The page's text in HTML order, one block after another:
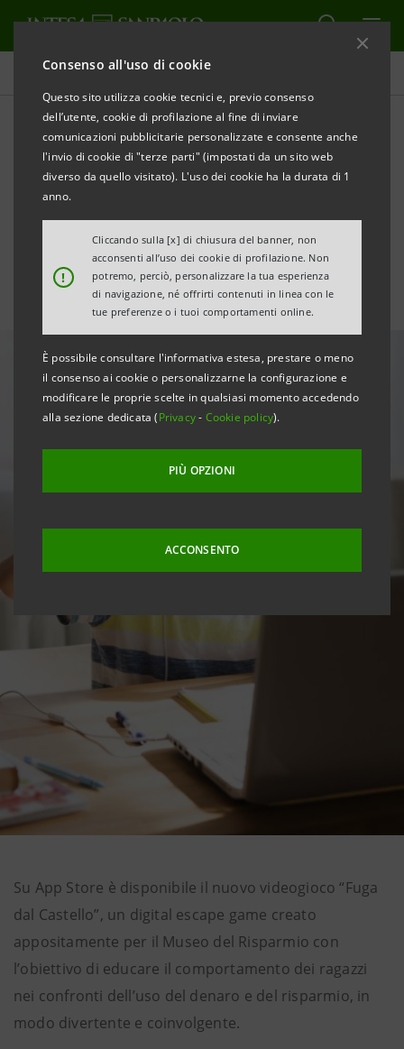
Consenso all'uso di cookie
Questo sito utilizza cookie tecnici e, previo consenso
dell’utente, cookie di profilazione al fine di inviare
comunicazioni pubblicitarie personalizzate e consente anche
l'invio di cookie di "terze parti" (impostati da un sito web
diverso da quello visitato). L'uso dei cookie ha la durata di 1
anno.
!
Cliccando sulla [x] di chiusura del banner, non
acconsenti all’uso dei cookie di profilazione. Non
potremo, perciò, personalizzare la tua esperienza
di navigazione, né offrirti contenuti in linea con le
tue preferenze o i tuoi comportamenti online.
È possibile consultare l'informativa estesa, prestare o meno
il consenso ai cookie o personalizzarne la configurazione e
modificare le proprie scelte in qualsiasi momento accedendo
alla sezione dedicata (Privacy- Cookie policy).
PIÙ OPZIONI
ACCONSENTO
Tutte le news
App “Fuga dal Castello”: un
gioco coinvolgente educa i
ragazzi al risparmio
Su App Store è disponibile il nuovo videogioco “Fuga
dal Castello”, un digital escape game creato
appositamente per il Museo del Risparmio con
l’obiettivo di educare il comportamento dei ragazzi
nei confronti dell’uso del denaro e del risparmio, in
modo divertente e coinvolgente.